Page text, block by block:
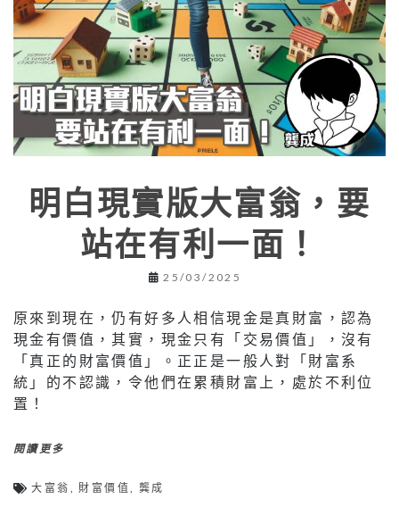
明白現實版大富翁，要
站在有利一面！
25/03/2025
原來到現在，仍有好多人相信現金是真財富，認為
現金有價值，其實，現金只有「交易價值」，沒有
「真正的財富價值」。正正是一般人對「財富系
統」的不認識，令他們在累積財富上，處於不利位
置！
閱讀更多
大富翁 , 財富價值, 龔成